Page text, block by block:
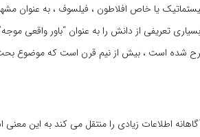
یا خاص افلاطون ، فیلسوف ، به عنوان
تعریفی از دانش را به عنوان “باور واقعی
شده است ، بیش از نیم قرن است که موضوع
اطلاعات زیادی را منتقل می کند به این